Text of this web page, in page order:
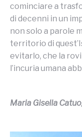
cominciare a
di decenni in un
non solo a parole
territorio di
evitarlo, che la
l’incuria umana
Maria Gisella